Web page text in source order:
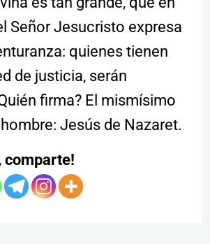
Señor Jesucristo expresa
quienes tienen
de justicia, serán
firma? El mismísimo
Jesús de Nazaret.
comparte!